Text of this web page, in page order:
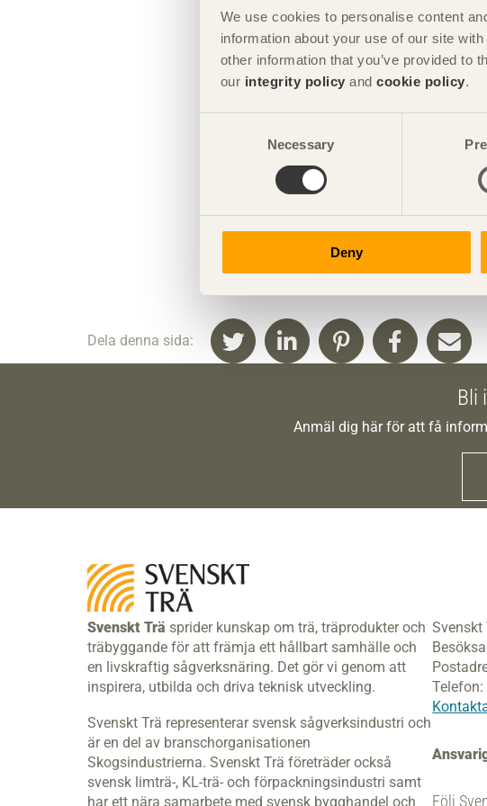
We use cookies to personalise content
information about your use of our site
other information that you’ve provided to
our integrity policy and cookie policy.
Necessary
Deny
Dela denna sida:
Bli
Anmäl dig här för att få
Svenskt Trä sprider kunskap om trä, träprodukter och
träbyggande för att främja ett hållbart samhälle och
en livskraftig sågverksnäring. Det gör vi genom att
inspirera, utbilda och driva teknisk utveckling.
Svenskt Trä representerar svensk sågverksindustri och
är en del av branschorganisationen
Skogsindustrierna. Svenskt Trä företräder också
svensk limträ-, KL-trä- och förpackningsindustri samt
har ett nära samarbete med svensk bygghandel och
Svenskt
Telefon:
Följ